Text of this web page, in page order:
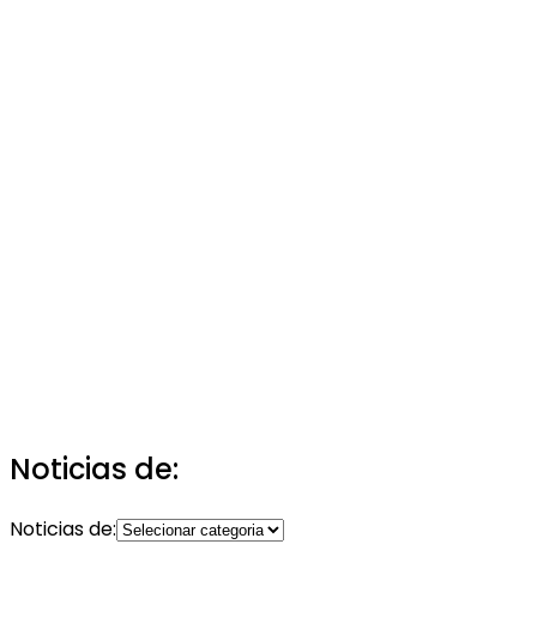
Noticias de:
Noticias de: